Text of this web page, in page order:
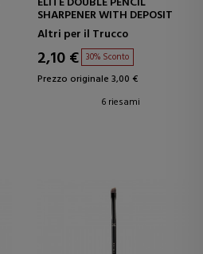
SHARPENER WITH DEPOSIT
Altri per il Trucco
2,10 € 30% Sconto
Prezzo originale 3,00 €
6 riesami